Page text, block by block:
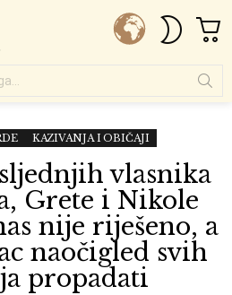
SKIN
KAZIVANJA I OBIČAJI
vlasnika
Grete i Nikole
nije riješeno, a
naočigled svih
propadati